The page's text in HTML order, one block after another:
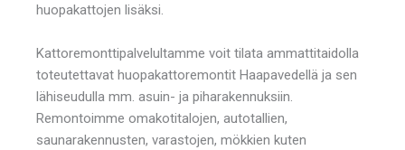
huopakattojen lisäksi.
Kattoremonttipalvelultamme voit tilata ammattitaidolla
toteutettavat huopakattoremontit Haapavedellä ja sen
lähiseudulla mm. asuin- ja piharakennuksiin.
Remontoimme omakotitalojen, autotallien,
saunarakennusten, varastojen, mökkien kuten